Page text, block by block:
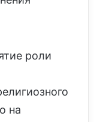
роли
на